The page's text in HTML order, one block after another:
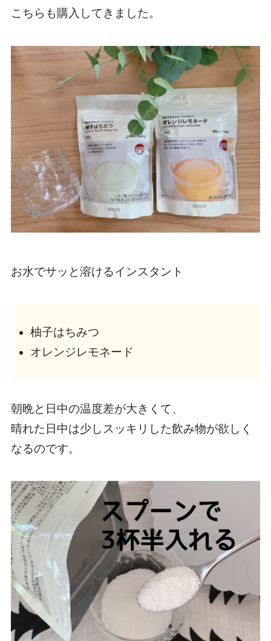
こちらも購入してきました。
お水でサッと溶けるインスタント
柚子はちみつ
オレンジレモネード
朝晩と日中の温度差が大きくて、
晴れた日中は少しスッキリした飲み物が欲しく
なるのです。